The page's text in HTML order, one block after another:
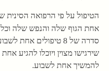
הטיפול על פי הרפואה הסינית
אחת הגוף שלה והנפש שלה
להמשיך אחת לשבוע.